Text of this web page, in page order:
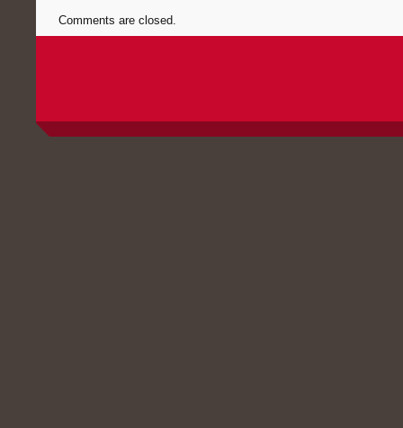
Comments are closed.